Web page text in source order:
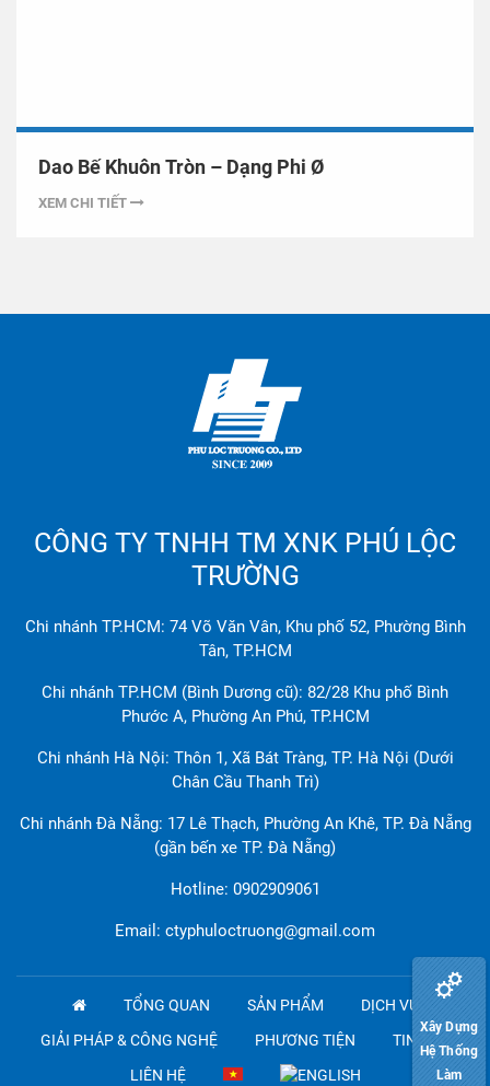
Dao Bế Khuôn Tròn – Dạng Phi Ø
XEM CHI TIẾT
CÔNG TY TNHH TM XNK PHÚ LỘC
TRƯỜNG
Chi nhánh TP.HCM: 74 Võ Văn Vân, Khu phố 52, Phường Bình
Tân, TP.HCM
Chi nhánh TP.HCM (Bình Dương cũ): 82/28 Khu phố Bình
Phước A, Phường An Phú, TP.HCM
Chi nhánh Hà Nội: Thôn 1, Xã Bát Tràng, TP. Hà Nội (Dưới
Chân Cầu Thanh Trì)
Chi nhánh Đà Nẵng: 17 Lê Thạch, Phường An Khê, TP. Đà Nẵng
(gần bến xe TP. Đà Nẵng)
Hotline: 0902909061
Email: ctyphuloctruong@gmail.com
TỔNG QUAN SẢN PHẨM
DỊCH VỤ
GIẢI PHÁP & CÔNG NGHỆ
PHƯƠNG TIỆN
TIN TỨC
LIÊN HỆ
Xây Dựng
Hệ Thống
Làm